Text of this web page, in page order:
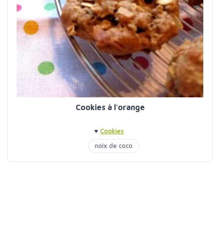
Cookies à l'orange
♥ Cookies
noix de coco